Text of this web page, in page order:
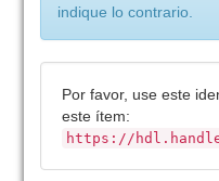
indique lo contrario.
Por favor, use este
este ítem:
https://